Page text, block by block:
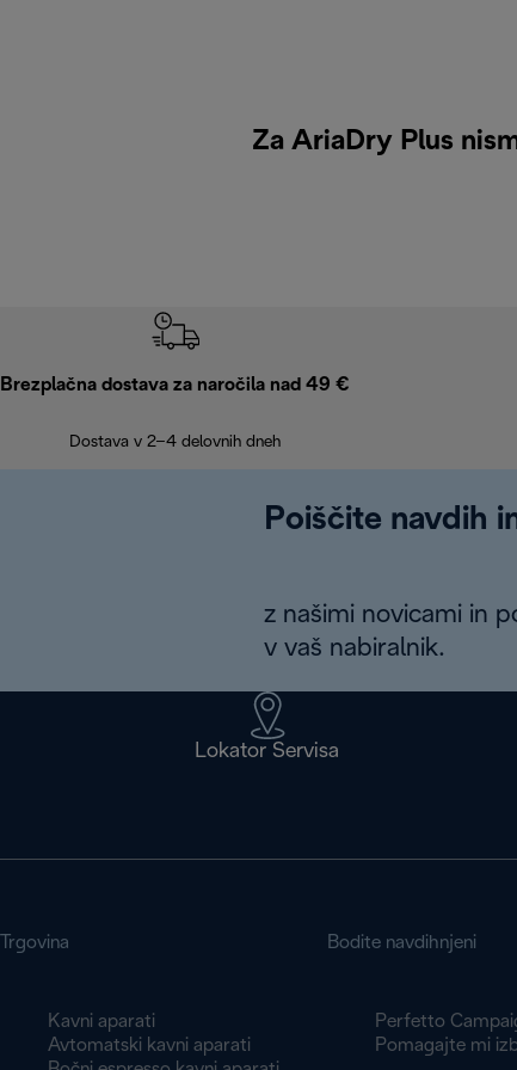
Za AriaDry Plus
Brezplačna dostava za naročila nad 49 €
Dostava v 2–4 delovnih dneh
Poiščite navdih
z našimi novicami in
v vaš nabiralnik.
Lokator Servisa
Trgovina
Kavni aparati
Avtomatski kavni aparati
Bodite navdihnjeni
Perfetto
Pomagajte mi